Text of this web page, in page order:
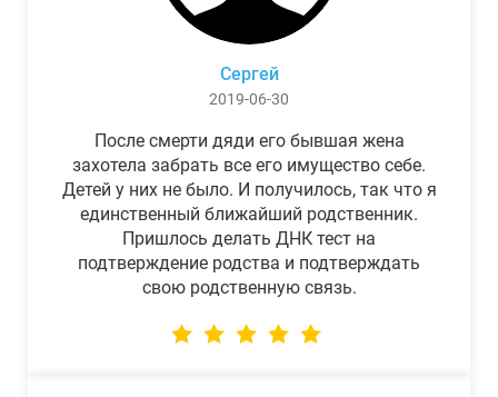
Сергей
2019-06-30
После смерти дяди его бывшая жена
захотела забрать все его имущество себе.
Детей у них не было. И получилось, так что я
единственный ближайший родственник.
Пришлось делать ДНК тест на
подтверждение родства и подтверждать
свою родственную связь.